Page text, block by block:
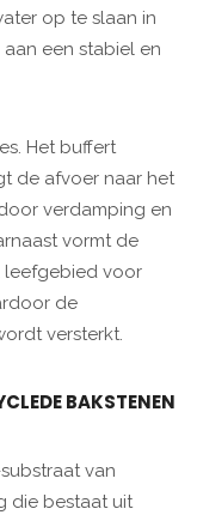
op te slaan in
een stabiel en
Het buffert
de afvoer naar het
verdamping en
vormt de
leefgebied voor
de
versterkt.
BAKSTENEN
van
die bestaat uit